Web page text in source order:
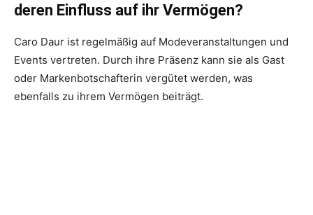
deren Einfluss auf ihr Vermögen?
Caro Daur ist regelmäßig auf Modeveranstaltungen und
Events vertreten. Durch ihre Präsenz kann sie als Gast
oder Markenbotschafterin vergütet werden, was
ebenfalls zu ihrem Vermögen beiträgt.